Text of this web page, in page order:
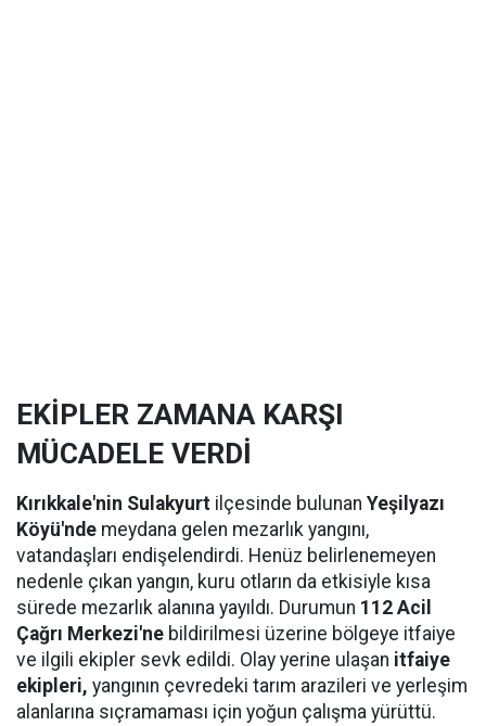
EKİPLER ZAMANA KARŞI
MÜCADELE VERDİ
Kırıkkale'nin Sulakyurt ilçesinde bulunan Yeşilyazı
Köyü'nde meydana gelen mezarlık yangını,
vatandaşları endişelendirdi. Henüz belirlenemeyen
nedenle çıkan yangın, kuru otların da etkisiyle kısa
sürede mezarlık alanına yayıldı. Durumun 112 Acil
Çağrı Merkezi'ne bildirilmesi üzerine bölgeye itfaiye
ve ilgili ekipler sevk edildi. Olay yerine ulaşan itfaiye
ekipleri, yangının çevredeki tarım arazileri ve yerleşim
alanlarına sıçramaması için yoğun çalışma yürüttü.